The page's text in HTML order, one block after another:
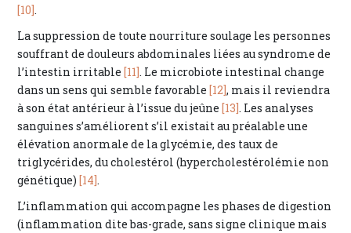
[10].
La suppression de toute nourriture soulage les personnes
souffrant de douleurs abdominales liées au syndrome de
l’intestin irritable[11]. Le microbiote intestinal change
dans un sens qui semble favorable[12], mais il reviendra
à son état antérieur à l’issue du jeûne[13]. Les analyses
sanguines s’améliorent s’il existait au préalable une
élévation anormale de la glycémie, des taux de
triglycérides, du cholestérol (hypercholestérolémie non
génétique)[14].
L’inflammation qui accompagne les phases de digestion
(inflammation dite bas-grade, sans signe clinique mais